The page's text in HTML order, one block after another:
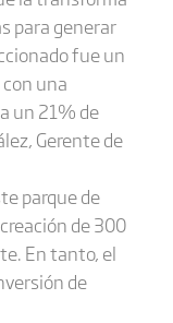
para generar
fue un
una
un 21% de
Gerente de
parque de
de 300
En tanto, el
de